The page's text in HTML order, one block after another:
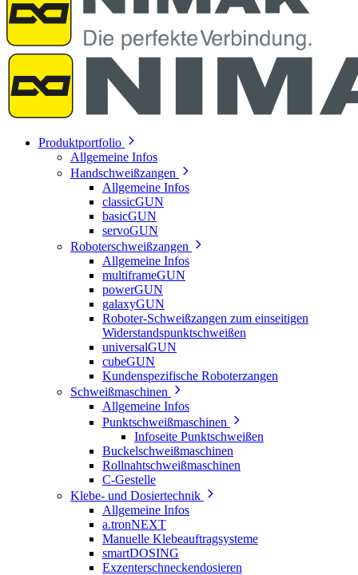
Produktportfolio
Allgemeine Infos
Handschweißzangen
Allgemeine Infos
classicGUN
basicGUN
servoGUN
Roboterschweißzangen
Allgemeine Infos
multiframeGUN
powerGUN
galaxyGUN
Roboter-Schweißzangen zum einseitigen
Widerstandspunktschweißen
universalGUN
cubeGUN
Kundenspezifische Roboterzangen
Schweißmaschinen
Allgemeine Infos
Punktschweißmaschinen
Infoseite Punktschweißen
Buckelschweißmaschinen
Rollnahtschweißmaschinen
C-Gestelle
Klebe- und Dosiertechnik
Allgemeine Infos
a.tronNEXT
Manuelle Klebeauftragsysteme
smartDOSING
Exzenterschneckendosieren